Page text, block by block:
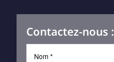
Contactez-nous :